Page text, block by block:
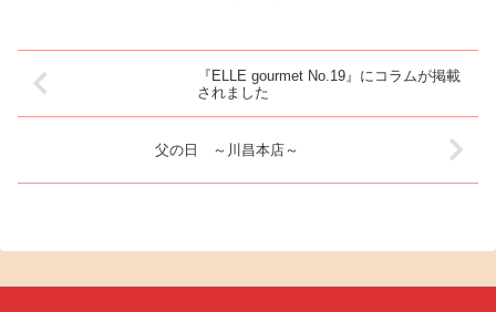
『ELLE gourmet No.19』にコラムが掲載
されました
父の日 ～川昌本店～